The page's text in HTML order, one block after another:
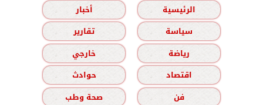
الرئيسية
أخبار
سياسة
تقارير
رياضة
خارجي
اقتصاد
حوادث
فن
صحة وطب